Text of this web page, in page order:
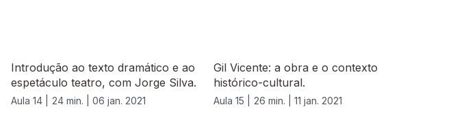
Introdução ao texto dramático e ao
espetáculo teatro, com Jorge Silva.
Aula 14 | 24 min. | 06 jan. 2021
Gil Vicente: a obra e o contexto
histórico-cultural.
Aula 15 | 26 min. | 11 jan. 2021